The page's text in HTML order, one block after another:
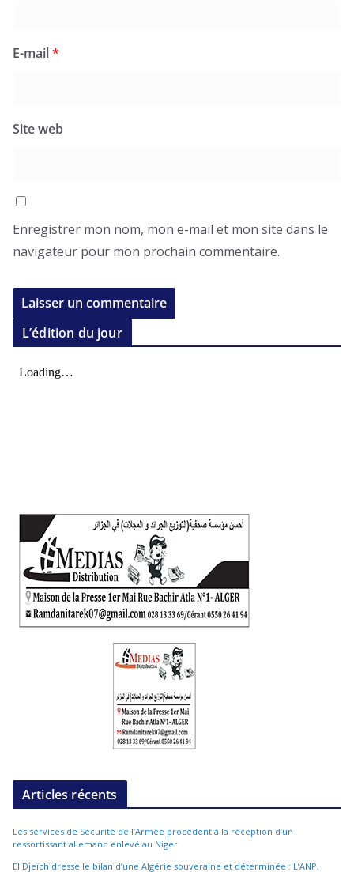
E-mail*
Site web
Enregistrer mon nom, mon e-mail et mon site dans le
navigateur pour mon prochain commentaire.
L’édition du jour
Articles récents
Les services de Sécurité de l’Armée procèdent à la réception d’un
ressortissant allemand enlevé au Niger
El Djeïch dresse le bilan d’une Algérie souveraine et déterminée : L’ANP,